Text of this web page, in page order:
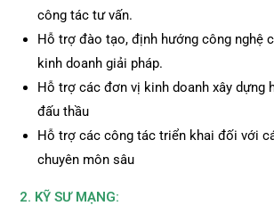
công tác tư vấn.
Hỗ trợ đào tạo, định hướng công nghệ
kinh doanh giải pháp.
Hỗ trợ các đơn vị kinh doanh xây dựng
đấu thầu
Hỗ trợ các công tác triển khai đối với
chuyên môn sâu
2. KỸ SƯ MẠNG: